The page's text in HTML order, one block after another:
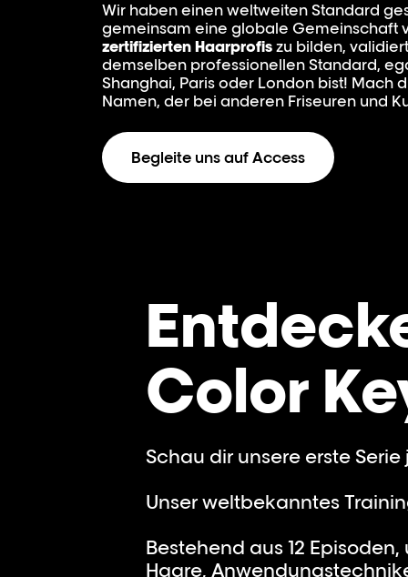
Wir haben einen weltweiten Standard
gemeinsam eine globale Gemeinschaft
zertifizierten Haarprofis zu bilden,
demselben professionellen Standard,
Shanghai, Paris oder London bist! Mach
Namen, der bei anderen Friseuren und
Begleite uns auf Access
Color
Schau dir unsere erste Serie
Unser weltbekanntes
Bestehend aus 12
Haare,